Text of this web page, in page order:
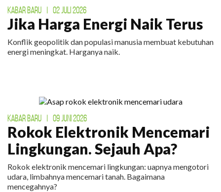
KABAR BARU 02 JULI 2026
Jika Harga Energi Naik Terus
Konflik geopolitik dan populasi manusia membuat kebutuhan
energi meningkat. Harganya naik.
KABAR BARU 09 JUNI 2026
Rokok Elektronik Mencemari
Lingkungan. Sejauh Apa?
Rokok elektronik mencemari lingkungan: uapnya mengotori
udara, limbahnya mencemari tanah. Bagaimana
mencegahnya?